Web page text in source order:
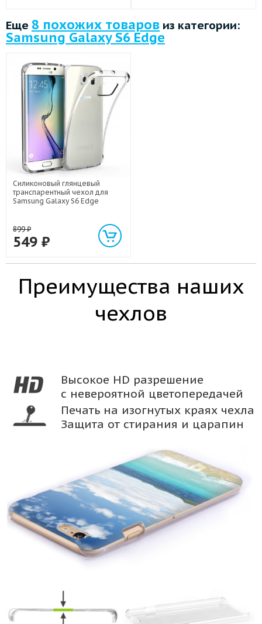
Еще 8 похожих товаров из категории:
Samsung Galaxy S6 Edge
Силиконовый глянцевый
транспарентный чехол для
Samsung Galaxy S6 Edge
899₽
549 ₽
Преимущества наших
чехлов
Высокое HD разрешение
с невероятной цветопередачей
Печать на изогнутых краях чехла
Защита от стирания и царапин